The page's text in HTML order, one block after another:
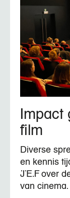
film
Diverse
en kennis
JEF over
van cinema.